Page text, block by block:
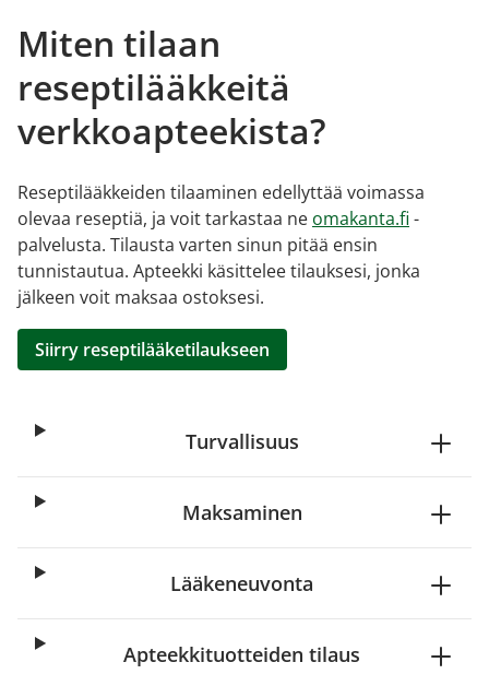
Miten tilaan
reseptilääkkeitä
verkkoapteekista?
Reseptilääkkeiden tilaaminen edellyttää voimassa
olevaa reseptiä, ja voit tarkastaa ne omakanta.fi -
palvelusta. Tilausta varten sinun pitää ensin
tunnistautua. Apteekki käsittelee tilauksesi, jonka
jälkeen voit maksaa ostoksesi.
Siirry reseptilääketilaukseen
Turvallisuus
Maksaminen
Lääkeneuvonta
Apteekkituotteiden tilaus